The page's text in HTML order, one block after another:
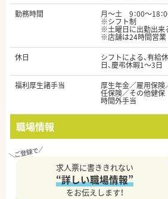
勤務時間
月～土 9：00～18：
※シフト制
※土曜日に出勤出来
※店舗は24時間営業
休日
シフトによる、有給
日、慶弔休暇1～3日
福利厚生諸手当
厚生年金／雇用保
任保険／その他健保
時間外手当
職場情報
求人票に書ききれない
“詳しい職場情報”
をお伝えします！